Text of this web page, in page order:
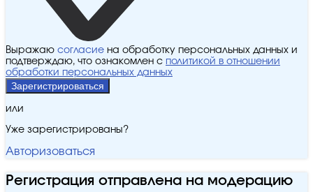
Выражаю согласие на обработку персональных данных и
подтверждаю, что ознакомлен с политикой в отношении
обработки персональных данных
Зарегистрироваться
или
Уже зарегистрированы?
Авторизоваться
Регистрация отправлена на модерацию